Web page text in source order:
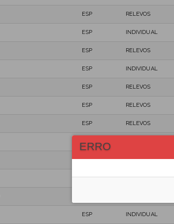
ESP RELEVOS
ESP INDIVIDUAL
ESP RELEVOS
ESP INDIVIDUAL
ESP RELEVOS
ESP RELEVOS
ESP RELEVOS
ESP
ESP RELEVOS
ESP INDIVIDUAL
ESP INDIVIDUAL
ERRO